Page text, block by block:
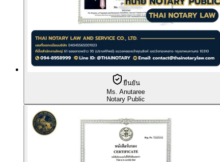
ยืนยัน
Ms. Anutaree
Notary Public